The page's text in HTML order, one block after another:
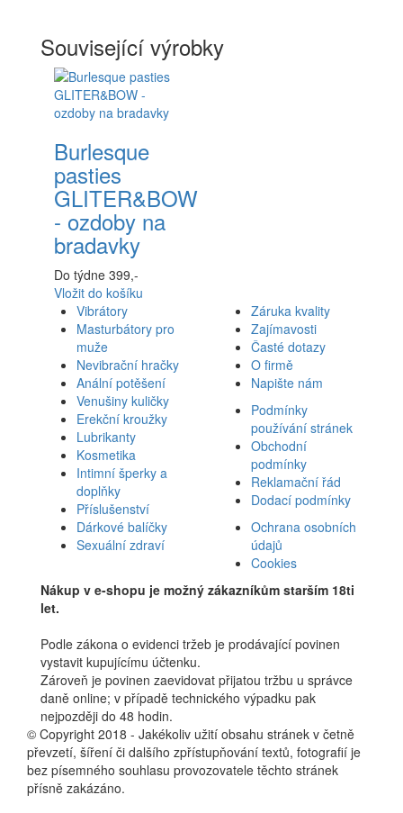
Související výrobky
Burlesque
pasties
GLITER&BOW
- ozdoby na
bradavky
Do týdne 399,-
Vložit do košíku
Vibrátory
Masturbátory pro
muže
Nevibrační hračky
Anální potěšení
Venušiny kuličky
Erekční kroužky
Lubrikanty
Kosmetika
Intimní šperky a
doplňky
Příslušenství
Dárkové balíčky
Sexuální zdraví
Záruka kvality
Zajímavosti
Časté dotazy
O firmě
Napište nám
Podmínky
používání stránek
Obchodní
podmínky
Reklamační řád
Dodací podmínky
Ochrana osobních
údajů
Cookies
Nákup v e-shopu je možný zákazníkům starším 18ti
let.
Podle zákona o evidenci tržeb je prodávající povinen
vystavit kupujícímu účtenku.
Zároveň je povinen zaevidovat přijatou tržbu u správce
daně online; v případě technického výpadku pak
nejpozději do 48 hodin.
© Copyright 2018 - Jakékoliv užití obsahu stránek v četně
převzetí, šíření či dalšího zpřístupňování textů, fotografií je
bez písemného souhlasu provozovatele těchto stránek
přísně zakázáno.